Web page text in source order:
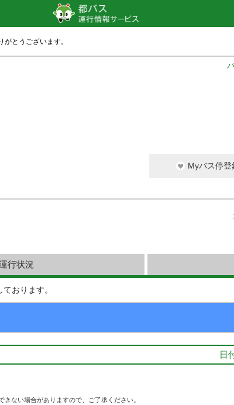
とうございます。
Myバス停登
行状況
おります。
日
ない場合がありますので、ご了承ください。